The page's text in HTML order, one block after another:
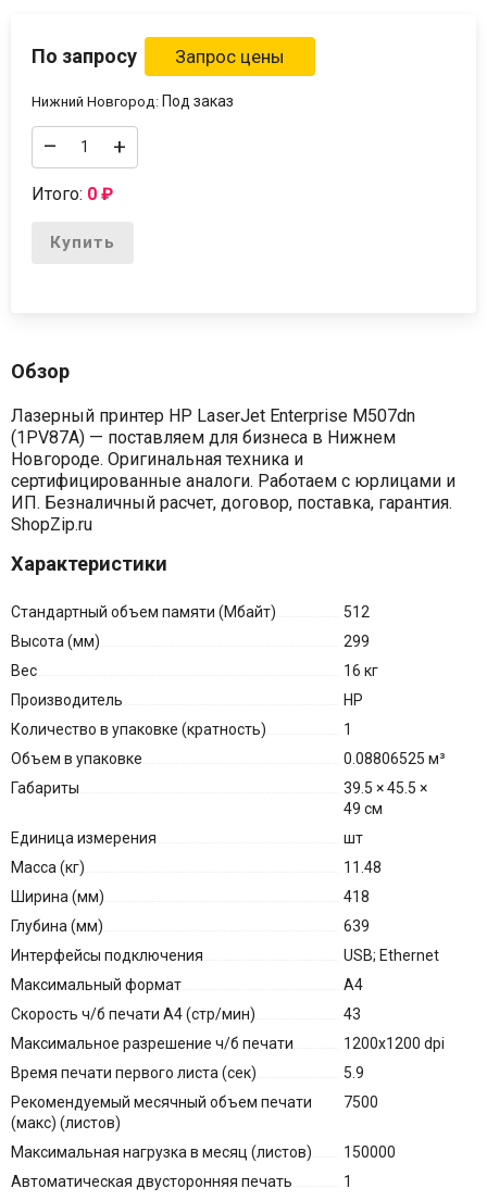
По запросу
Нижний Новгород: Под заказ
– +
Итого: 0₽
Купить
Обзор
Лазерный принтер HP LaserJet Enterprise M507dn
(1PV87A) — поставляем для бизнеса в Нижнем
Новгороде. Оригинальная техника и
сертифицированные аналоги. Работаем с юрлицами и
ИП. Безналичный расчет, договор, поставка, гарантия.
ShopZip.ru
Характеристики
Стандартный объем памяти (Мбайт)
512
Высота (мм)
299
Вес
16 кг
Производитель
HP
Количество в упаковке (кратность)
1
Объем в упаковке
0.08806525 м³
Габариты
39.5 × 45.5 ×
49 см
Единица измерения
шт
Масса (кг)
11.48
Ширина (мм)
418
Глубина (мм)
639
Интерфейсы подключения
USB; Ethernet
Максимальный формат
A4
Скорость ч/б печати A4 (стр/мин)
43
Максимальное разрешение ч/б печати
1200x1200 dpi
Время печати первого листа (сек)
5.9
Рекомендуемый месячный объем печати
(макс) (листов)
7500
Максимальная нагрузка в месяц (листов)
150000
Автоматическая двусторонняя печать
1